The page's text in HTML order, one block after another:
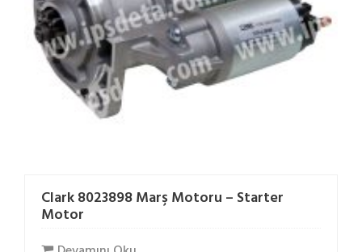
Clark 8023898 Marş Motoru – Starter
Motor